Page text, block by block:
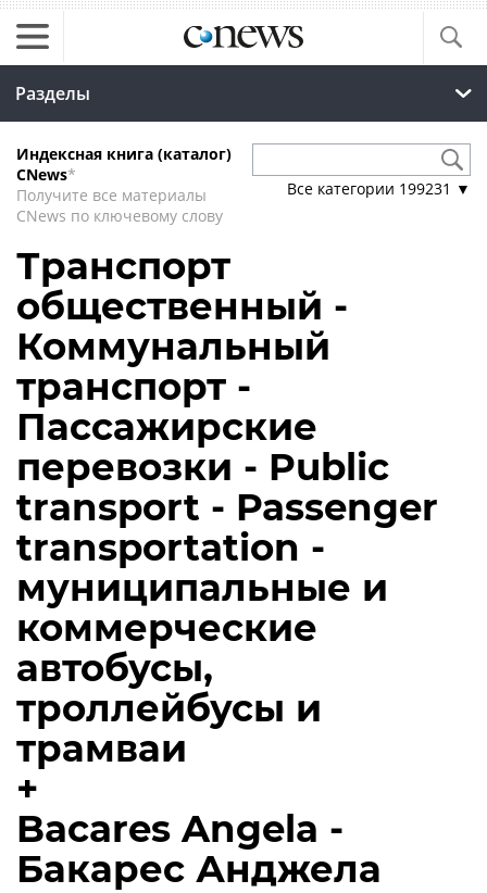
Разделы
Индексная книга (каталог)
CNews*
Получите все материалы
CNews по ключевому слову
Все категории 199231 ▼
Транспорт
общественный -
Коммунальный
транспорт -
Пассажирские
перевозки - Public
transport - Passenger
transportation -
муниципальные и
коммерческие
автобусы,
троллейбусы и
трамваи
+
Bacares Angela -
Бакарес Анджела